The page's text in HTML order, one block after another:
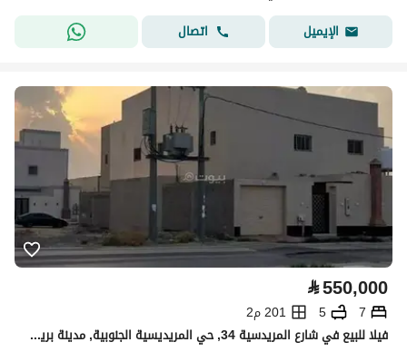
الإيميل
اتصال
⃁550,000
7
5
201 م2
فيلا للبيع في شارع المريدسية 34, حي المريديسية الجنوبية, مدينة بريدة, منطقة القصيم